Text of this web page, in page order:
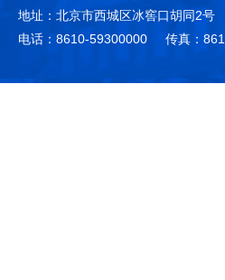
地址：北京市西城区冰窖口胡同2号
电话：8610-59300000
传真：